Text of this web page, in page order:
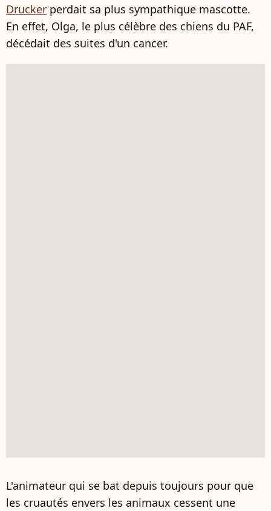
Drucker perdait sa plus sympathique mascotte.
En effet, Olga, le plus célèbre des chiens du PAF,
décédait des suites d'un cancer.
L'animateur qui se bat depuis toujours pour que
les cruautés envers les animaux cessent une